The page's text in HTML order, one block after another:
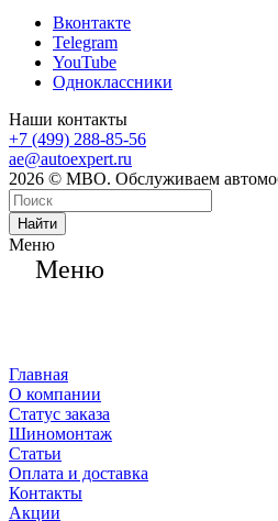
Вконтакте
Telegram
YouTube
Одноклассники
Наши контакты
+7 (499) 288-85-56
ae@autoexpert.ru
2026 © МВО. Обслуживаем
Найти
Меню
Меню
Главная
О компании
Статус заказа
Шиномонтаж
Статьи
Оплата и доставка
Контакты
Акции